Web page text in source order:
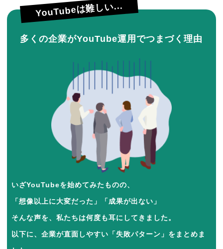
YouTubeは難しい...
多くの企業がYouTube運用でつまづく理由
いざYouTubeを始めてみたものの、
「想像以上に大変だった」「成果が出ない」
そんな声を、私たちは何度も耳にしてきました。
以下に、企業が直面しやすい「失敗パターン」をまとめま